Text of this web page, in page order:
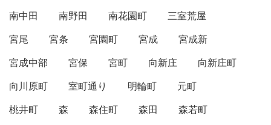
南中田
南野田 南花園町
三室荒屋
宮尾
宮条 宮園町 宮成
宮成新
宮成中部
宮保 宮町 向新庄
向新庄町
向川原町
室町通り 明輪町
元町
桃井町
森 森住町 森田 森若町